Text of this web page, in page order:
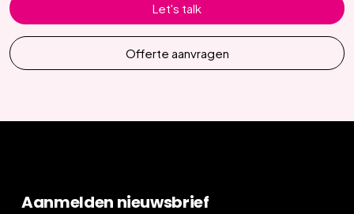
Let's talk
Offerte aanvragen
Aanmelden nieuwsbrief